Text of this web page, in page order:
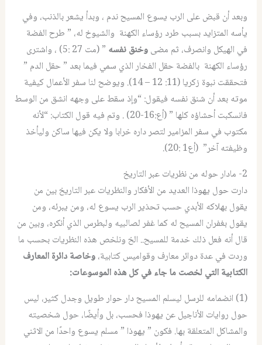
وبعد أن قبض على الرب يسوع المسيح ندم ، وبدأ يشعر بالذنب، وفي
يأسه المتزايد بسبب طرد رؤساء الكهنة والشيوخ له، ” طرح الفضة
في الهيكل وانصرف، ثم مضىوخنق نفسه
” (مت 27 :5) ، واشترى
رؤساء الكهنة بالفضة حقل الفخار الذي سمي فيما بعد ” حقل الدم ”
فتحققت نبوة زكريا (11: 12 – 14). ويوضح لنا سفر الأعمال كيفية
موته بعد أن شنق نفسه فيقول: “وإذ سقط على وجهه انشق من الوسط
فانسكبت أحشاؤه كلها ” (أع:16-20) . وتم فيه قول الكتاب: “لأنه
مكتوب في سفر المزامير لتصر داره خرابا ولا يكن فيها ساكن وليأخذ
وظيفته آخر” (أع1 :20).
2- مادار حوله من نظريات عبر التاريخ
دارت حول يهوذا العديد من الأفكار والنظريات عبر التاريخ بين من
يقول بهلاكه الأبدي حسب تحذير الرب يسوع له، ومن يبرئه، ومن
يقول بغفران المسيح له كما غفر لصالبيه ولبطرس الذي أنكره، وبين من
قال أنه فعل ذلك خدمة للمسيح.. الخ ونلخص هذه النظريات بحسب ما
وردت في عدة دوائر معارف وقواميس كتابية،وخاصة دائرة المعارف
الكتابية التي لخصت ما جاء في كل هذه الموسوعات:
(1) انضمامه للرسل ليسلم المسيح
دار حوار طويل وجدل كثير، ليس
حول روايات الأناجيل عن يهوذا فحسب، بل وأيضًا، حول شخصيته
والمشاكل المتعلقة بها. فكون ” يهوذا ” مسلم يسوع واحدًا من الاثني